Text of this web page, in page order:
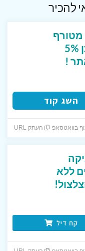
להכיר
מטורף
לאתר אייס! נותן 5%
!
השג קוד
בוואטסאפ העתק URL
ללא
קח דיל